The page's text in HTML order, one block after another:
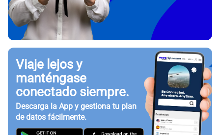
Viaje lejos y
manténgase
conectado siempre.
Descarga la App y gestiona tu plan
de datos fácilmente.